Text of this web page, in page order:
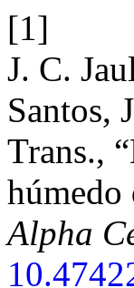
[1]
J. C.
Santos,
Trans.,
húmedo
Alpha